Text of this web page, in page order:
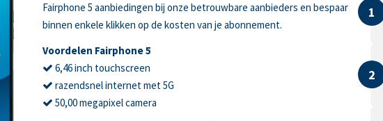
Fairphone 5 aanbiedingen bij onze betrouwbare aanbieders en bespaar
binnen enkele klikken op de kosten van je abonnement.
Voordelen Fairphone 5
6,46 inch touchscreen
razendsnel internet met 5G
50,00 megapixel camera
1
2